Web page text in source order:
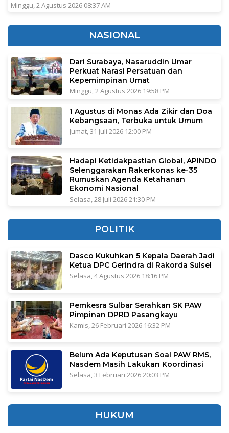
Minggu, 2 Agustus 2026 08:37 AM
NASIONAL
Dari Surabaya, Nasaruddin Umar
Perkuat Narasi Persatuan dan
Kepemimpinan Umat
Minggu, 2 Agustus 2026 19:58 PM
1 Agustus di Monas Ada Zikir dan Doa
Kebangsaan, Terbuka untuk Umum
Jumat, 31 Juli 2026 12:00 PM
Hadapi Ketidakpastian Global, APINDO
Selenggarakan Rakerkonas ke-35
Rumuskan Agenda Ketahanan
Ekonomi Nasional
Selasa, 28 Juli 2026 21:30 PM
POLITIK
Dasco Kukuhkan 5 Kepala Daerah Jadi
Ketua DPC Gerindra di Rakorda Sulsel
Selasa, 4 Agustus 2026 18:16 PM
Pemkesra Sulbar Serahkan SK PAW
Pimpinan DPRD Pasangkayu
Kamis, 26 Februari 2026 16:32 PM
Belum Ada Keputusan Soal PAW RMS,
Nasdem Masih Lakukan Koordinasi
Selasa, 3 Februari 2026 20:03 PM
HUKUM